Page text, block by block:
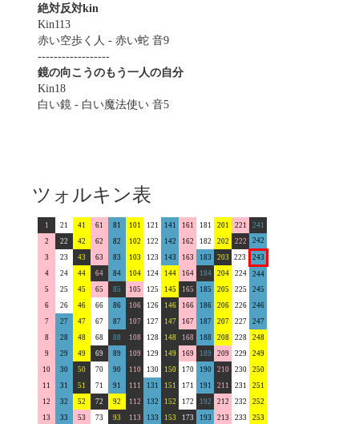
絶対反対kin
Kin113
赤い空歩く人 - 赤い蛇 音9
------------------
鏡の向こうのもう一人の自分
Kin18
白い鏡 - 白い魔法使い 音5
ツォルキン表
1 21 41 61 81 101 121 141 161 181 201 221
241
2
22 42 62 82 102 122 142 162 182 202 222 242
3 23 43 63 83 103 123 143 163 183 203 223
243
4
24 44 64 84 104 124 144 164 184 204 224
244
5
25 45 65 85 105 125 145 165 185 205 225
245
6
26 46 66 86 106 126 146 166 186 206 226
246
7
27 47 67 87 107 127 147 167 187 207 227
247
8
28 48 68 88 108 128 148 168 188 208 228
248
9
29 49 69 89 109 129 149 169 189 209 229
249
10
30 50 70 90 110 130 150 170 190 210 230
250
11
31 51 71 91 111 131 151 171 191 211 231
251
12
32 52 72 92 112 132 152 172 192 212 232
252
13
33 53 73 93 113 133 153 173 193 213 233
253